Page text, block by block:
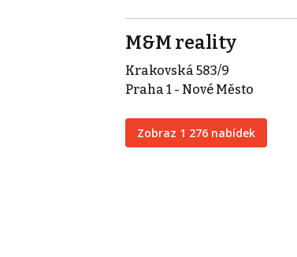
M&M reality
Krakovská 583/9
Praha 1 - Nové Město
Zobraz 1 276 nabídek